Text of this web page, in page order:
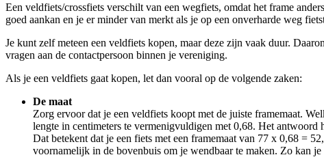
Een veldfiets/crossfiets verschilt van een wegfiets, omdat het frame
goed aankan en je er minder van merkt als je op een onverharde weg
Je kunt zelf meteen een veldfiets kopen, maar deze zijn vaak duur.
vragen aan de contactpersoon binnen je vereniging.
Als je een veldfiets gaat kopen, let dan vooral op de volgende zaken:
De maat
Zorg ervoor dat je een veldfiets koopt met de juiste framemaat.
lengte in centimeters te vermenigvuldigen met 0,68. Het antwoord
Dat betekent dat je een fiets met een framemaat van 77 x 0,68 =
voornamelijk in de bovenbuis om je wendbaar te maken. Zo kan